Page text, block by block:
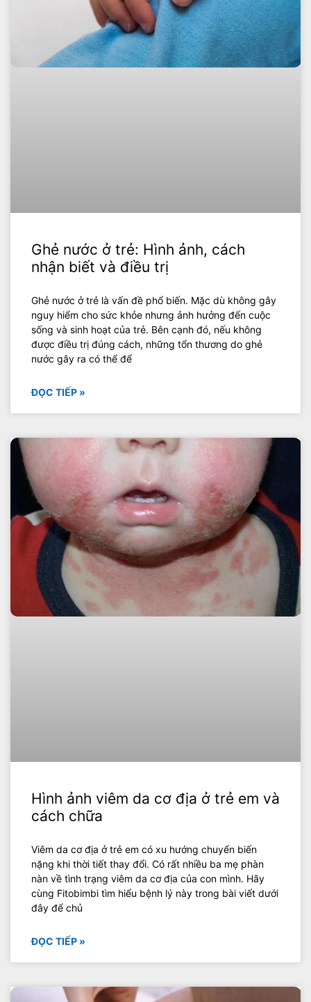
Ghẻ nước ở trẻ: Hình ảnh, cách
nhận biết và điều trị
Ghẻ nước ở trẻ là vấn đề phổ biến. Mặc dù không gây
nguy hiểm cho sức khỏe nhưng ảnh hưởng đến cuộc
sống và sinh hoạt của trẻ. Bên cạnh đó, nếu không
được điều trị đúng cách, những tổn thương do ghẻ
nước gây ra có thể để
ĐỌC TIẾP »
Hình ảnh viêm da cơ địa ở trẻ em và
cách chữa
Viêm da cơ địa ở trẻ em có xu hướng chuyển biến
nặng khi thời tiết thay đổi. Có rất nhiều ba mẹ phàn
nàn về tình trạng viêm da cơ địa của con mình. Hãy
cùng Fitobimbi tìm hiểu bệnh lý này trong bài viết dưới
đây để chủ
ĐỌC TIẾP »